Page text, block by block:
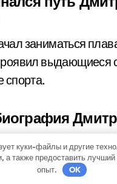
заниматься
выдающиеся
спорта.
и вырос в
плаванием в раннем
одним из самых
куки-файлы и другие
а также предоставить
опыт.
OK